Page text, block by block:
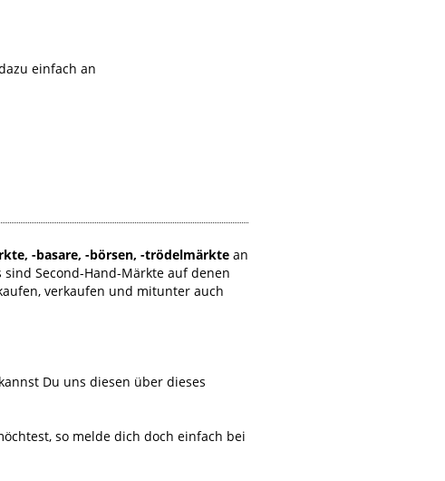
einfach an
-basare, -börsen, -trödelmärkte an
sind Second-Hand-Märkte auf denen
verkaufen und mitunter auch
Du uns diesen über dieses
so melde dich doch einfach bei